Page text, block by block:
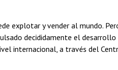
Hospital
explotar y vender al mundo.
decididamente el
internacional, a través del